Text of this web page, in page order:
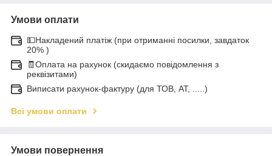
Умови оплати
💵Накладений платіж (при отриманні посилки, завдаток
20% )
🧾Оплата на рахунок (скидаємо повідомлення з
реквізитами)
Виписати рахунок-фактуру (для ТОВ, АТ, .....)
Всі умови оплати
Умови повернення